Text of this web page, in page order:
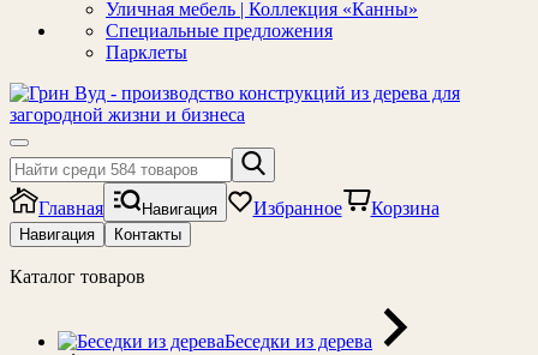
Уличная мебель | Коллекция «Канны»
Специальные предложения
Парклеты
Главная Навигация Избранное Корзина
Навигация Контакты
Каталог товаров
Беседки из дерева